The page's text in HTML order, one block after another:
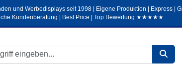
und Werbedisplays seit 1998 | Eigene Produktion | Express |
Kundenberatung | Best Price | Top Bewertung ★★★★★